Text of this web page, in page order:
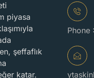
piyasa
şeffaflık
katar.
Phone